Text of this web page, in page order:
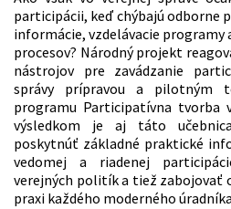
participácii, keď chýbajú odborne
informácie, vzdelávacie
procesov? Národný projekt
nástrojov pre zavádzanie
správy prípravou a pilotným
programu Participatívna tvorba
výsledkom je aj táto
poskytnúť základné praktické
vedomej a riadenej
verejných politík a tiež zabojovať
praxi každého moderného